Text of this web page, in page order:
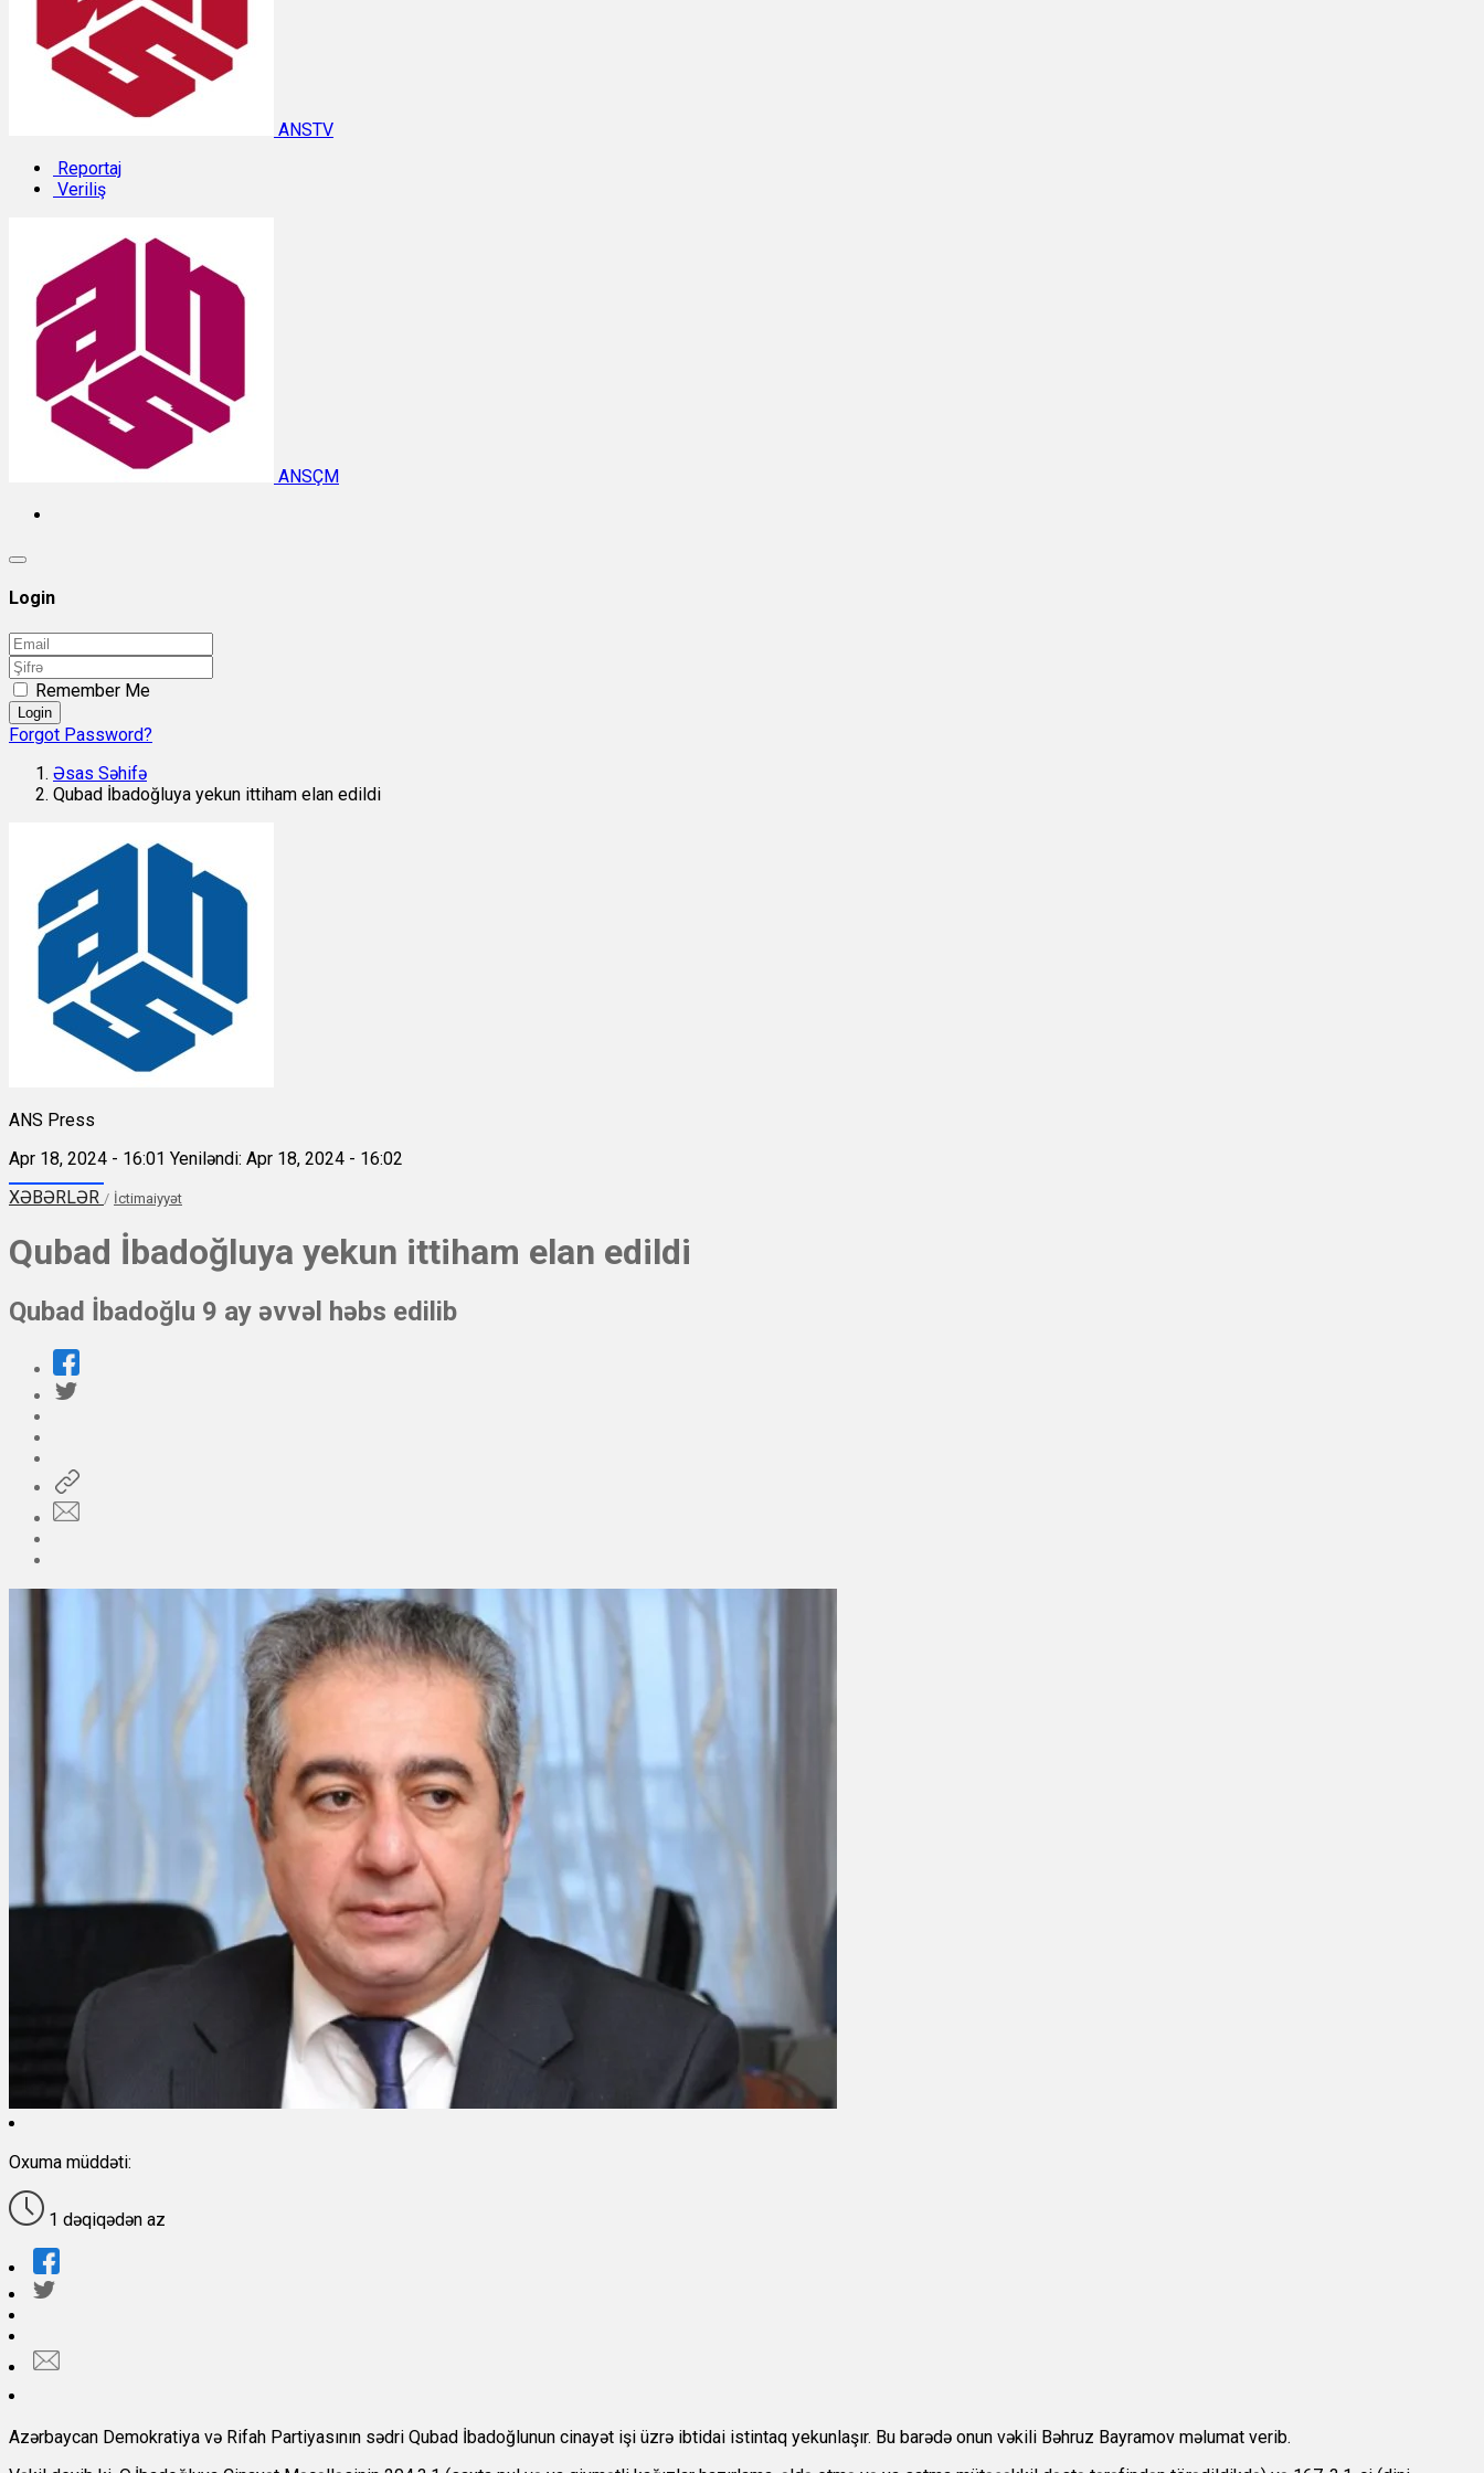
ANSTV
Reportaj
Veriliş
ANSÇM
Login
Remember Me
Login
Forgot Password?
Əsas Səhifə
Qubad İbadoğluya yekun ittiham elan edildi
ANS Press
Apr 18, 2024 - 16:01 Yeniləndi: Apr 18, 2024 - 16:02
XƏBƏRLƏR / İctimaiyyət
Qubad İbadoğluya yekun ittiham elan edildi
Qubad İbadoğlu 9 ay əvvəl həbs edilib
Oxuma müddəti:
1 dəqiqədən az
Azərbaycan Demokratiya və Rifah Partiyasının sədri Qubad İbadoğlunun cinayət işi üzrə ibtidai istintaq yekunlaşır. Bu barədə onun vəkili Bəhruz Bayramov məlumat verib.